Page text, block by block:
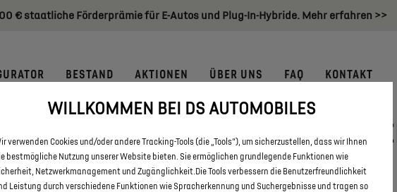
€ staatliche Förderprämie für E-Autos und Plug-In-Hybride. Mehr erfahren >>
BESTAND AKTIONEN ÜBER UNS FAQ KONTAKT
DS 3 UND DS 3 CROSSBACK
HYBRID ANTRIEB IN REGENSBURG
WILLKOMMEN BEI DS AUTOMOBILES
verwenden Cookies und/oder andere Tracking-Tools (die „Tools“), um sicherzustellen, dass wir Ihnen
bestmögliche Nutzung unserer Website bieten. Sie ermöglichen grundlegende Funktionen wie
Netzwerkmanagement und Zugänglichkeit.Die Tools verbessern die Benutzerfreundlichkeit
Leistung durch verschiedene Funktionen wie Spracherkennung und Suchergebnisse und tragen so